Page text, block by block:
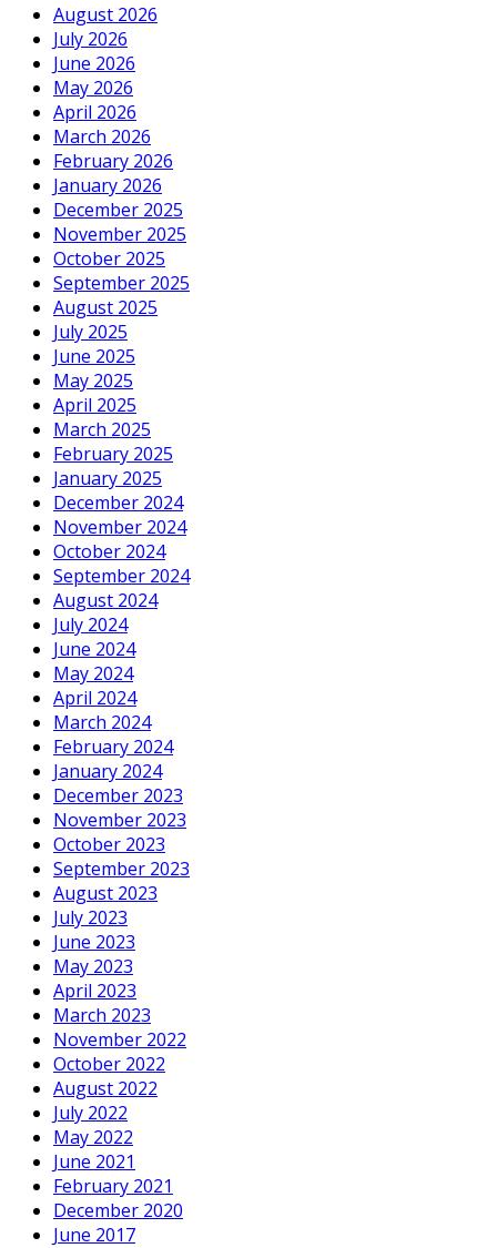
August 2026
July 2026
June 2026
May 2026
April 2026
March 2026
February 2026
January 2026
December 2025
November 2025
October 2025
September 2025
August 2025
July 2025
June 2025
May 2025
April 2025
March 2025
February 2025
January 2025
December 2024
November 2024
October 2024
September 2024
August 2024
July 2024
June 2024
May 2024
April 2024
March 2024
February 2024
January 2024
December 2023
November 2023
October 2023
September 2023
August 2023
July 2023
June 2023
May 2023
April 2023
March 2023
November 2022
October 2022
August 2022
July 2022
May 2022
June 2021
February 2021
December 2020
June 2017